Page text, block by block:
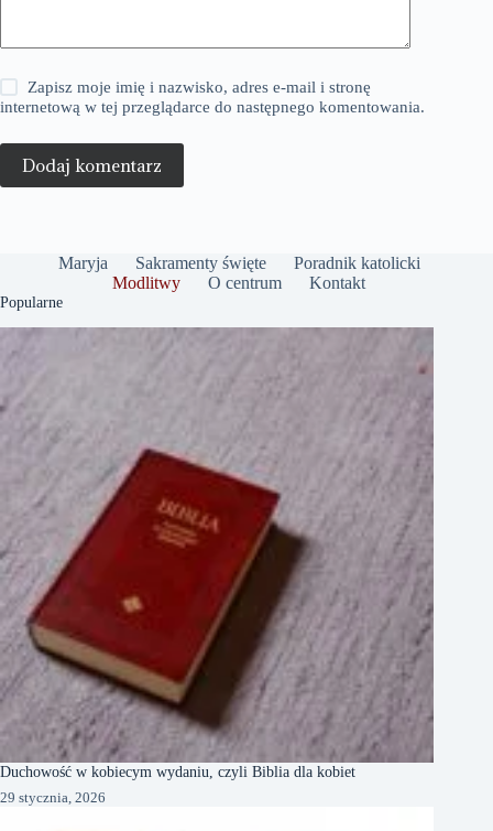
Zapisz moje imię i nazwisko, adres e-mail i stronę
internetową w tej przeglądarce do następnego komentowania.
Dodaj komentarz
Maryja Sakramenty święte
Poradnik katolicki
Modlitwy
O centrum Kontakt
Popularne
Duchowość w kobiecym wydaniu, czyli Biblia dla kobiet
29 stycznia, 2026